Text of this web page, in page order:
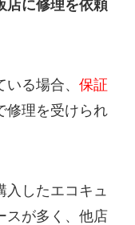
店に修理を依頼
る場合、 保証
修理を受けられ
したエコキュ
スが多く、他店